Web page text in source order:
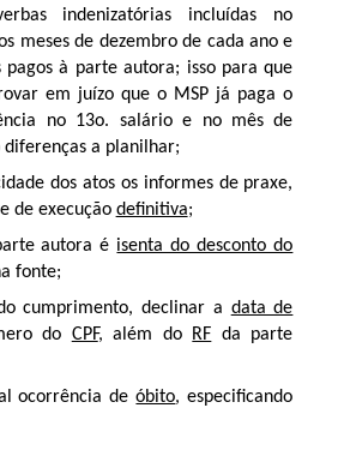
indenizatórias incluídas no
meses de dezembro de cada ano e
pagos à parte autora; isso para que
em juízo que o MSP já paga o
no 13o. salário e no mês de
a planilhar;
dos atos os informes de praxe,
de execução definitiva;
autora é isenta do desconto do
fonte;
cumprimento, declinar a data de
do CPF, além do RF da parte
ocorrência deóbito, especificando